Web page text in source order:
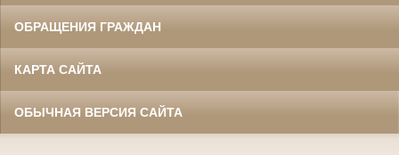
ОБРАЩЕНИЯ ГРАЖДАН
КАРТА САЙТА
ОБЫЧНАЯ ВЕРСИЯ САЙТА